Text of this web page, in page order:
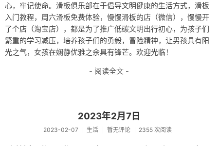
心，牢记使命。滑板俱乐部在于倡导文明健康的生活方式，滑板
入门教程，周六滑板免费体验，慢慢滑板的店（微信），慢慢开
了个店（淘宝店），都是为了推广低碳文明出行初心，为孩子们
繁重的学习减压，培养孩子们的勇毅，冒险精神，让男孩具有阳
光之气，女孩在娴静优雅之余具有锋芒。欢迎光临！
- 阅读全文 -
2023年2月7日
2023-02-07 生活 暂无评论 2355 次阅读